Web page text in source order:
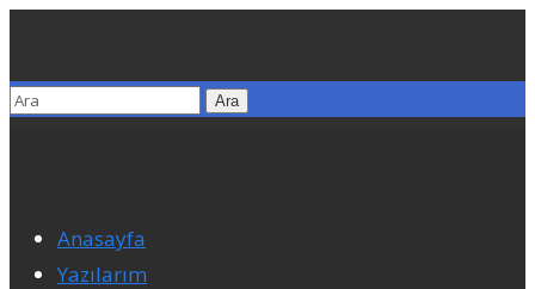
Anasayfa
Yazılarım